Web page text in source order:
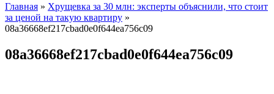
Главная » Хрущевка за 30 млн: эксперты объяснили, что стоит
за ценой на такую квартиру »
08a36668ef217cbad0e0f644ea756c09
08a36668ef217cbad0e0f644ea756c09